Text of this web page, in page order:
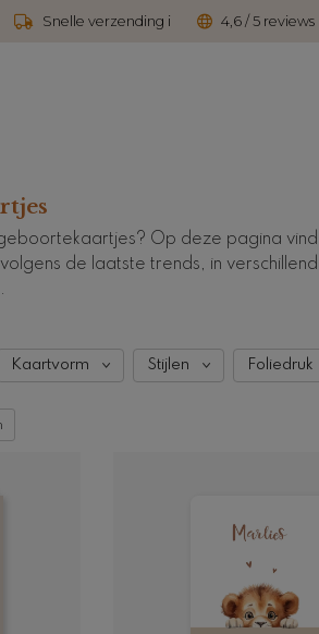
Snelle verzending i 4,6 / 5 reviews
Op deze pagina
de laatste trends, in
Kaartvorm Stijlen Foliedruk